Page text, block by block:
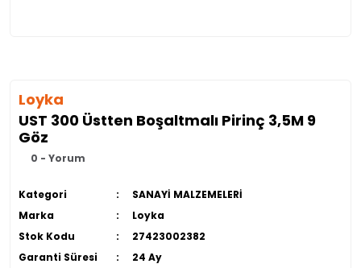
Loyka
UST 300 Üstten Boşaltmalı Pirinç 3,5M 9
Göz
0 - Yorum
Kategori
SANAYİ MALZEMELERİ
Marka
Loyka
Stok Kodu
27423002382
Garanti Süresi
24 Ay